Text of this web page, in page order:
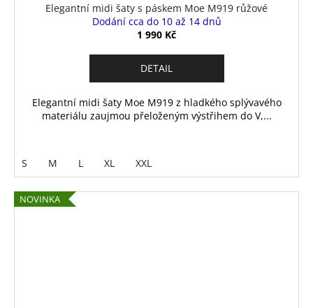
Elegantní midi šaty s páskem Moe M919 růžové
Dodání cca do 10 až 14 dnů
1 990 Kč
DETAIL
Elegantní midi šaty Moe M919 z hladkého splývavého
materiálu zaujmou přeloženým výstřihem do V,...
S M L XL XXL
NOVINKA